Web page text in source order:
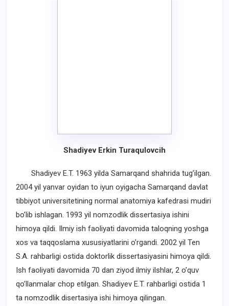
Shadiyev Erkin Turaqulovcih
Shadiyev E.T. 1963 yilda Samarqand shahrida tug’ilgan.
2004 yil yanvar oyidan to iyun oyigacha Samarqand davlat
tibbiyot universitetining normal anatomiya kafedrasi mudiri
bo’lib ishlagan. 1993 yil nomzodlik dissertasiya ishini
himoya qildi. Ilmiy ish faoliyati davomida taloqning yoshga
xos va taqqoslama xususiyatlarini o’rgandi. 2002 yil Ten
S.A. rahbarligi ostida doktorlik dissertasiyasini himoya qildi.
Ish faoliyati davomida 70 dan ziyod ilmiy ilshlar, 2 o’quv
qo’llanmalar chop etilgan. Shadiyev E.T. rahbarligi ostida 1
ta nomzodlik disertasiya ishi himoya qilingan.